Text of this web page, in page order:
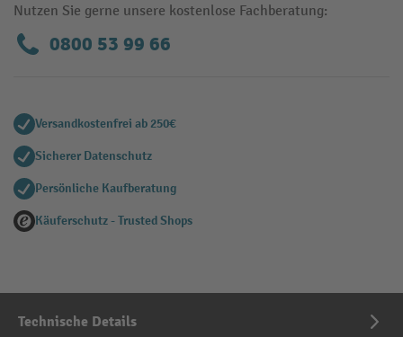
Nutzen Sie gerne unsere kostenlose Fachberatung:
0800 53 99 66
Versandkostenfrei ab 250€
Sicherer Datenschutz
Persönliche Kaufberatung
Käuferschutz - Trusted Shops
Technische Details